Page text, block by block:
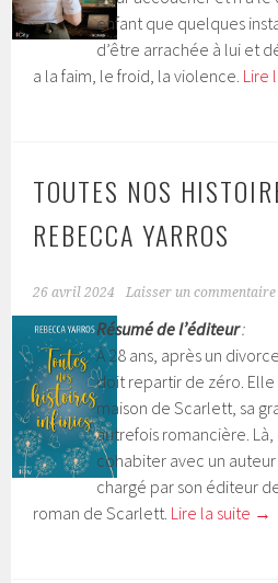
enfant que quelques
d’être arrachée à lui et
a la faim, le froid, la violence. Lire
TOUTES NOS
REBECCA YARROS
26 avril 2024 Laisser un commentaire
Résumé de l’éditeur:
À 28 ans, après un
doit repartir de zéro.
maison de Scarlett, sa
autrefois romancière.
cohabiter avec un
chargé par son éditeur
roman de Scarlett. Lire la suite →